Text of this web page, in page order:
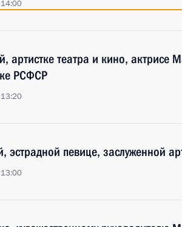
14:00
артистке театра и кино, актрисе
РСФСР
13:20
эстрадной певице, заслуженной
13:00